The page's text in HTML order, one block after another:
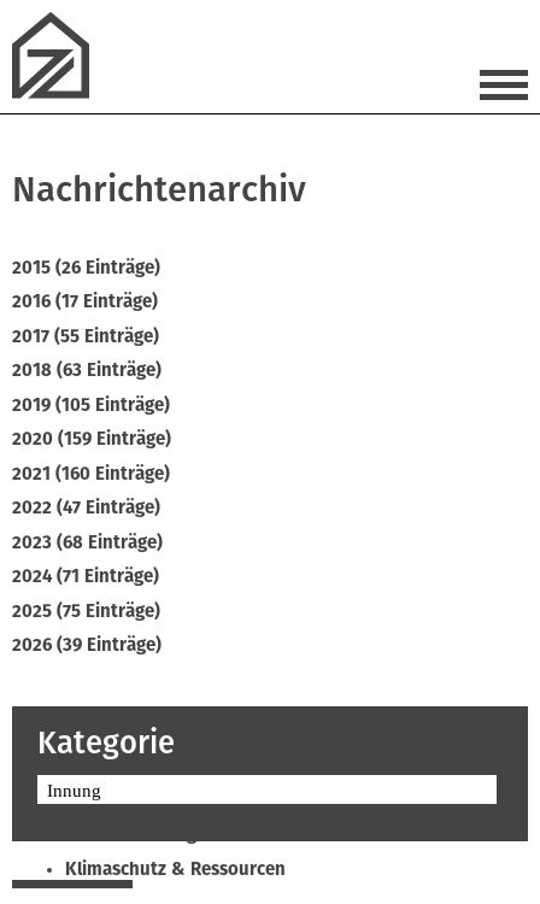
Nachrichtenarchiv
2015 (26 Einträge)
2016 (17 Einträge)
2017 (55 Einträge)
2018 (63 Einträge)
2019 (105 Einträge)
2020 (159 Einträge)
2021 (160 Einträge)
2022 (47 Einträge)
2023 (68 Einträge)
2024 (71 Einträge)
2025 (75 Einträge)
2026 (39 Einträge)
Kategorie
Innung
Klimaschutz & Ressourcen